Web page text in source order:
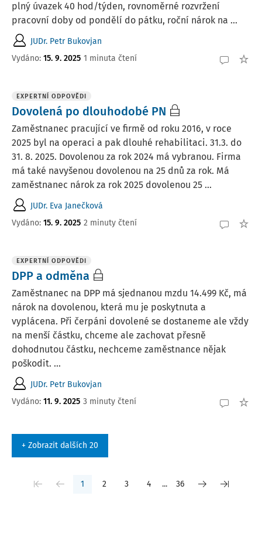
plný úvazek 40 hod/týden, rovnoměrné rozvržení
pracovní doby od pondělí do pátku, roční nárok na ...
JUDr. Petr Bukovjan
Vydáno: 15. 9. 2025 1 minuta čtení
EXPERTNÍ ODPOVĚDI
Dovolená po dlouhodobé PN
Zaměstnanec pracující ve firmě od roku 2016, v roce
2025 byl na operaci a pak dlouhé rehabilitaci. 31.3. do
31. 8. 2025. Dovolenou za rok 2024 má vybranou. Firma
má také navyšenou dovolenou na 25 dnů za rok. Má
zaměstnanec nárok za rok 2025 dovolenou 25 ...
JUDr. Eva Janečková
Vydáno: 15. 9. 2025 2 minuty čtení
EXPERTNÍ ODPOVĚDI
DPP a odměna
Zaměstnanec na DPP má sjednanou mzdu 14.499 Kč, má
nárok na dovolenou, která mu je poskytnuta a
vyplácena. Při čerpáni dovolené se dostaneme ale vždy
na menší částku, chceme ale zachovat přesně
dohodnutou částku, nechceme zaměstnance nějak
poškodit. ...
JUDr. Petr Bukovjan
Vydáno: 11. 9. 2025 3 minuty čtení
+ Zobrazit dalších 20
1 2 3 4 ... 36